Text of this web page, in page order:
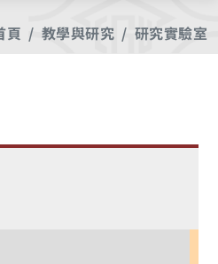
頁 教學與研究 研究實驗室